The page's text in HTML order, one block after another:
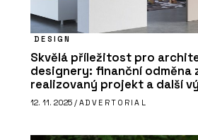
DESIGN
Skvělá příležitost pro
designery: finanční odměna
realizovaný projekt a další
12. 11. 2025 / ADVERTORIAL